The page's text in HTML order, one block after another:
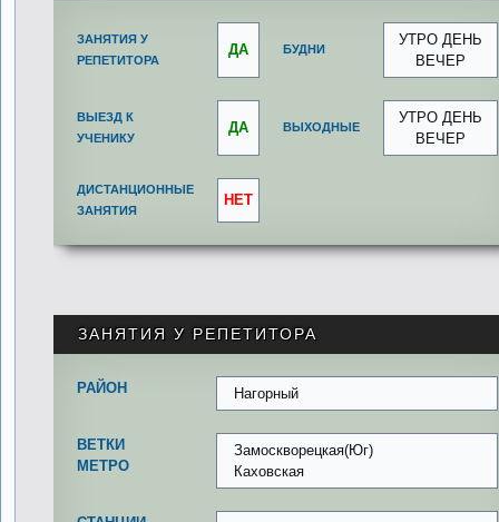
ЗАНЯТИЯ У
РЕПЕТИТОРА
ДА БУДНИ
УТРО ДЕНЬ
ВЕЧЕР
ВЫЕЗД К
УЧЕНИКУ
ДА ВЫХОДНЫЕ
УТРО ДЕНЬ
ВЕЧЕР
ДИСТАНЦИОННЫЕ
ЗАНЯТИЯ
НЕТ
ЗАНЯТИЯ У РЕПЕТИТОРА
РАЙОН Нагорный
ВЕТКИ
МЕТРО
Замоскворецкая(Юг)
Каховская